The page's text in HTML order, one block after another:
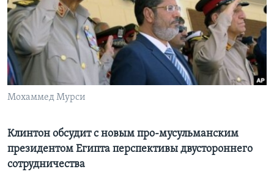
Learning English
СОЦИАЛЬНЫЕ СЕТИ
Мохаммед Мурси
Клинтон обсудит с новым про-мусульманским
президентом Египта перспективы двустороннего
сотрудничества